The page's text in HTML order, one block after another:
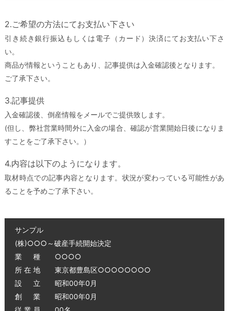
2.ご希望の方法にてお支払い下さい
引き続き銀行振込もしくは電子（カード）決済にてお支払い下さ
い。
商品が情報ということもあり、記事提供は入金確認後となります。
ご了承下さい。
3.記事提供
入金確認後、倒産情報をメールでご提供致します。
(但し、弊社営業時間外に入金の場合、確認が営業開始日後になりま
すことをご了承下さい。）
4.内容は以下のようになります。
取材時点での記事内容となります。状況が変わっている可能性があ
ることを予めご了承下さい。
サンプル
(株)○○○～破産手続開始決定
業 種 ○○○○
所 在 地 東京都豊島区○○○○○○○○
設 立 昭和00年0月
創 業 昭和00年0月